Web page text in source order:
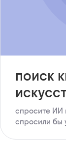
поиск
спросите ИИ
спросили бы